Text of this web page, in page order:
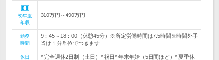
初年度
年収
310万円～490万円
勤務
時間
9：45～18：00（休憩45分）※所定労働時間は7.5時間※時間外手
当は１分単位でつきます
休日
* 完全週休2日制（土日）* 祝日* 年末年始（5日間ほど）* 夏季休